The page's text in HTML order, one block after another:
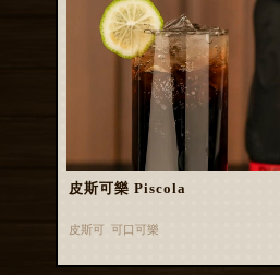
皮斯可樂 Piscola
皮斯可 可口可樂